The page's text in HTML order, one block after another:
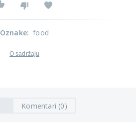
Oznake: food
O sadržaju
Komentari (0)